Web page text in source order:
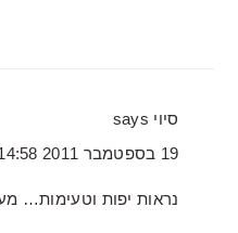
סיוי says
19 בספטמבר 2011 at 14:58
נראות יפות וטעימות…